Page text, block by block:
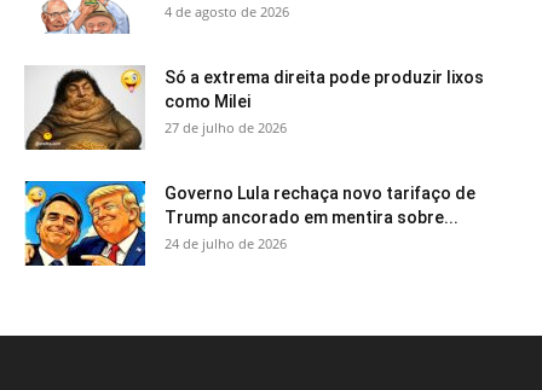
4 de agosto de 2026
Só a extrema direita pode produzir lixos
como Milei
27 de julho de 2026
Governo Lula rechaça novo tarifaço de
Trump ancorado em mentira sobre...
24 de julho de 2026